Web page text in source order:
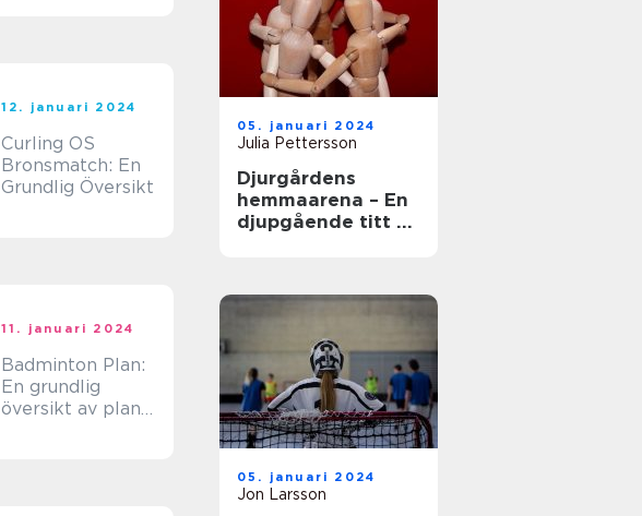
12. januari 2024
Curling OS
Bronsmatch: En
Grundlig Översikt
11. januari 2024
Badminton Plan:
En grundlig
översikt av planen
05. januari 2024
Julia Pettersson
Djurgårdens
hemmaarena – En
djupgående titt på
05. januari 2024
Jon Larsson